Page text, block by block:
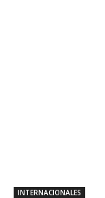
INTERNACIONALES